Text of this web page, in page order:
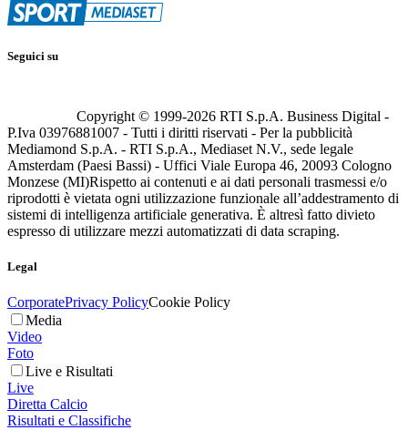
Seguici su
Copyright © 1999-2026 RTI S.p.A. Business Digital -
P.Iva 03976881007 - Tutti i diritti riservati - Per la pubblicità
Mediamond S.p.A. - RTI S.p.A., Mediaset N.V., sede legale
Amsterdam (Paesi Bassi) - Uffici Viale Europa 46, 20093 Cologno
Monzese (MI)Rispetto ai contenuti e ai dati personali trasmessi e/o
riprodotti è vietata ogni utilizzazione funzionale all’addestramento di
sistemi di intelligenza artificiale generativa. È altresì fatto divieto
espresso di utilizzare mezzi automatizzati di data scraping.
Legal
CorporatePrivacy PolicyCookie Policy
Media
Video
Foto
Live e Risultati
Live
Diretta Calcio
Risultati e Classifiche